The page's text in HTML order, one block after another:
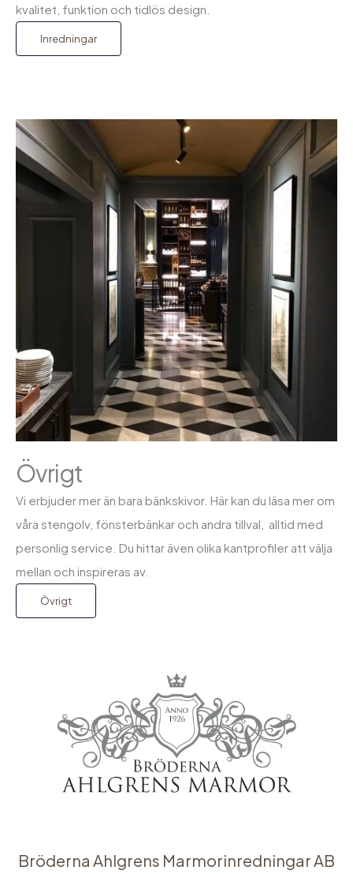
kvalitet, funktion och tidlös design.
Inredningar
Övrigt
Vi erbjuder mer än bara bänkskivor. Här kan du läsa mer om
våra stengolv, fönsterbänkar och andra tillval, alltid med
personlig service. Du hittar även olika kantprofiler att välja
mellan och inspireras av.
Övrigt
Bröderna Ahlgrens Marmorinredningar AB